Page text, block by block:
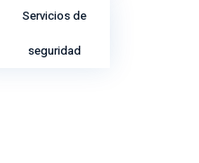
Servicios de
seguridad